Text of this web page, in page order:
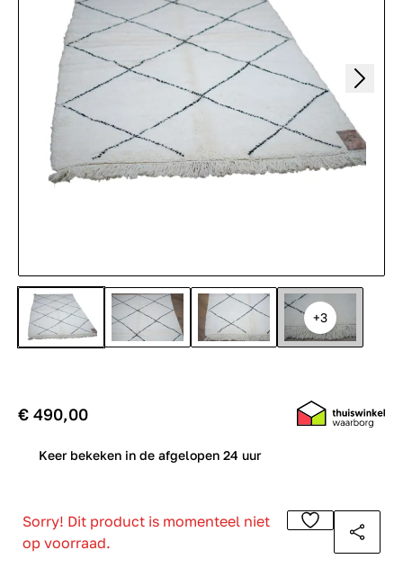
+3
€ 490,00
Keer bekeken in de afgelopen 24 uur
Sorry! Dit product is momenteel niet
op voorraad.